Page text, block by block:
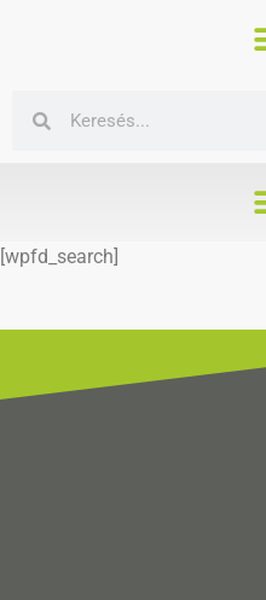
[wpfd_search]